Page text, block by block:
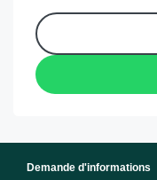
Demande d'informations